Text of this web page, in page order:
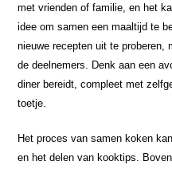
met vrienden of familie, en het
idee om samen een maaltijd te
nieuwe recepten uit te proberen,
de deelnemers. Denk aan een
diner bereidt, compleet met
toetje.
Het proces van samen koken
en het delen van kooktips.